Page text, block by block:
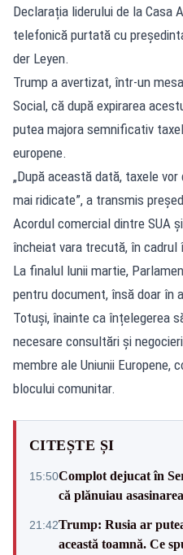
Declarația liderului de la Casa
telefonică purtată cu
der Leyen.
Trump a avertizat, într-un
Social, că după expirarea
putea majora semnificativ
europene.
„După această dată, taxele
mai ridicate”, a transmis
Acordul comercial dintre SUA
încheiat vara trecută, în cadrul
La finalul lunii martie,
pentru document, însă doar în
Totuși, înainte ca înțelegerea
necesare consultări și
membre ale Uniunii Europene,
blocului comunitar.
CITEȘTE ȘI
15:50Complot dejucat în
că plănuiau
21:42Trump: Rusia ar
această toamnă. Ce